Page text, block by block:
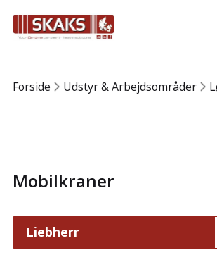
Forside Udstyr & Arbejdsområder
Mobilkraner
Liebherr